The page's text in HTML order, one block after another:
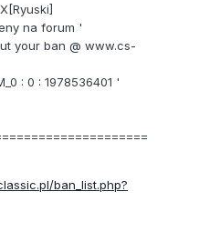
na forum '
your ban @ www.cs-
: 0 : 1978536401 '
ban_list.php?